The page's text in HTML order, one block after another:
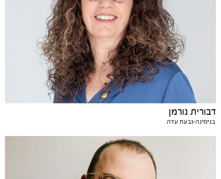
דבורית נורמן
בנימינה-גבעת עדה